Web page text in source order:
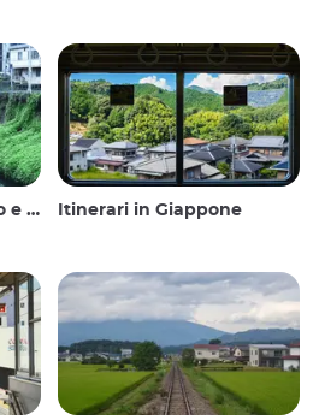
Itinerari in Giappone